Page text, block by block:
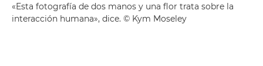
«Esta fotografía de dos manos y una flor trata sobre la
interacción humana», dice. © Kym Moseley